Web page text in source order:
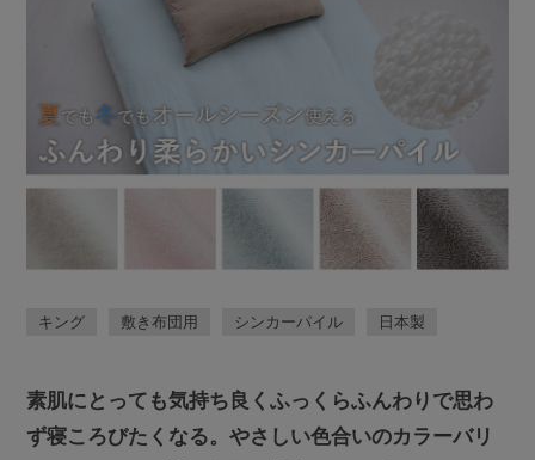
キング 敷き布団用 シンカーパイル 日本製
素肌にとっても気持ち良くふっくらふんわりで思わ
ず寝ころびたくなる。やさしい色合いのカラーバリ